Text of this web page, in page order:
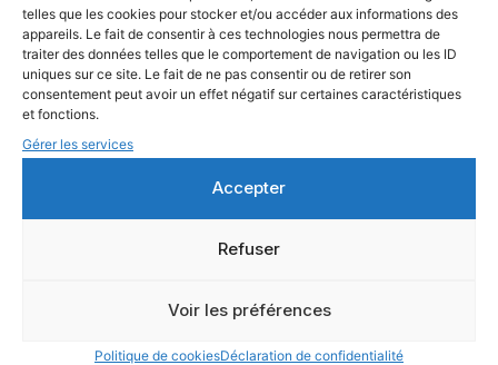
telles que les cookies pour stocker et/ou accéder aux informations des
appareils. Le fait de consentir à ces technologies nous permettra de
traiter des données telles que le comportement de navigation ou les ID
uniques sur ce site. Le fait de ne pas consentir ou de retirer son
consentement peut avoir un effet négatif sur certaines caractéristiques
et fonctions.
Gérer les services
Accepter
Refuser
Voir les préférences
Politique de cookiesDéclaration de confidentialité
me plaît mais j'hésite encore
14:15